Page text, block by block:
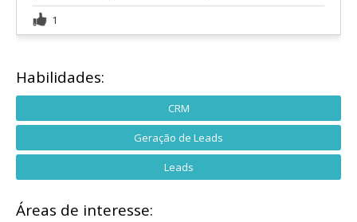
1
Habilidades:
CRM
Geração de Leads
Leads
Áreas de interesse: